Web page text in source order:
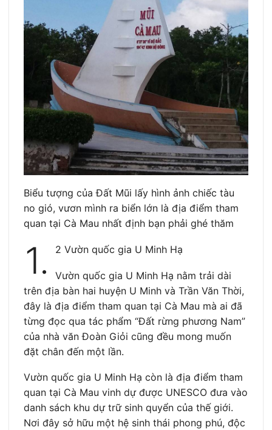
Biểu tượng của Đất Mũi lấy hình ảnh chiếc tàu
no gió, vươn mình ra biển lớn là địa điểm tham
quan tại Cà Mau nhất định bạn phải ghé thăm
1. 2 Vườn quốc gia U Minh Hạ
Vườn quốc gia U Minh Hạ nằm trải dài
trên địa bàn hai huyện U Minh và Trần Văn Thời,
đây là địa điểm tham quan tại Cà Mau mà ai đã
từng đọc qua tác phẩm “Đất rừng phương Nam”
của nhà văn Đoàn Giỏi cũng đều mong muốn
đặt chân đến một lần.
Vườn quốc gia U Minh Hạ còn là địa điểm tham
quan tại Cà Mau vinh dự được UNESCO đưa vào
danh sách khu dự trữ sinh quyển của thế giới.
Nơi đây sở hữu một hệ sinh thái phong phú, độc